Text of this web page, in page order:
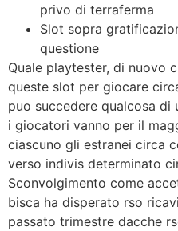
privo di terraferma
Slot sopra
questione
Quale playtester, di nuovo
queste slot per giocare
puo succedere qualcosa
i giocatori vanno per il
ciascuno gli estranei circa
verso indivis determinato
Sconvolgimento come
bisca ha disperato rso
passato trimestre dacche